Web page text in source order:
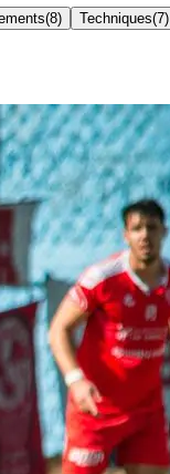
(8) Techniques(7)